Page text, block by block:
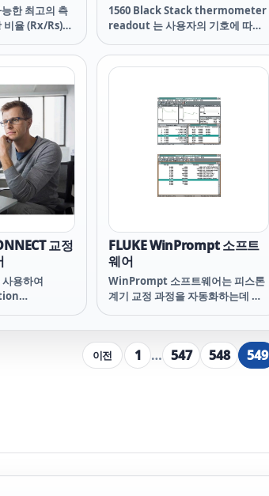
한 최고의 측
비율 (Rx/Rs)을
~ 4.0) 에 대
도는 0.2 ppm
한 비율 (0.95
저항 비율 정
다. 더욱 사용
상된 장치를
브릿지의 개선
니다.
1560 Black Stack thermometer
readout 는 사용자의 기호에 따라
법으로 동작합니다.
교정
용하여
FLUKE WinPrompt 소프트
웨어
WinPrompt 소프트웨어는 피스톤
계기 교정 과정을 자동화하는데 사
하를 사용자에게 알려주는데 필요
한 모든 계산을 수행합니다
이전 1 … 547 548 549